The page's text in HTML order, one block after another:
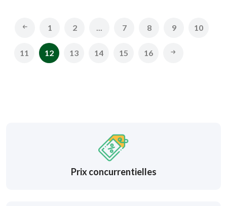
1 2 ... 7 8 9 10
11 12 13 14 15 16
Prix concurrentielles